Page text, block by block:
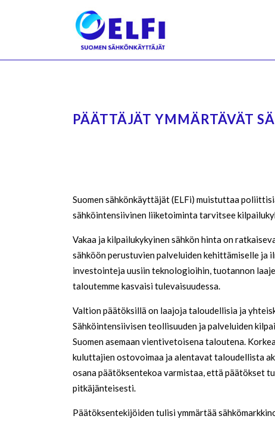
PÄÄTTÄJÄT YMMÄRTÄVÄT
Suomen sähkönkäyttäjät (ELFi) muistuttaa
sähköintensiivinen liiketoiminta tarvitsee
Vakaa ja kilpailukykyinen sähkön hinta on
sähköön perustuvien palveluiden kehittämiselle
investointeja uusiin teknologioihin, tuotannon
taloutemme kasvaisi tulevaisuudessa.
Valtion päätöksillä on laajoja taloudellisia ja
Sähköintensiivisen teollisuuden ja palveluiden
Suomen asemaan vientivetoisena taloutena.
kuluttajien ostovoimaa ja alentavat taloudellista
osana päätöksentekoa varmistaa, että päätökset
pitkäjänteisesti.
Päätöksentekijöiden tulisi ymmärtää